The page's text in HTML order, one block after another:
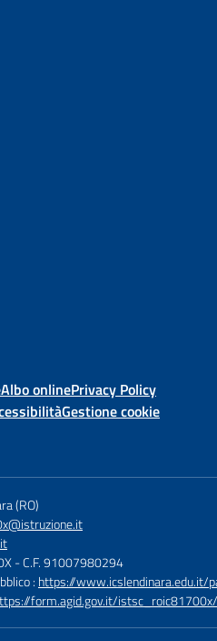
Albo onlinePrivacy Policy
Gestione cookie
(RO)
- C.F. 91007980294
: https://www.icslendinara.edu.it/
form.agid.gov.it/